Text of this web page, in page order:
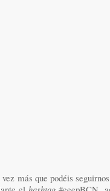
más que podéis